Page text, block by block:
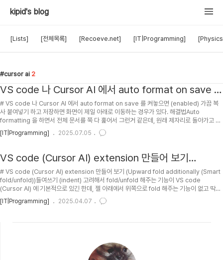
kipid's blog
[Lists] [전체목록] [Recoeve.net] [IT|Programming]
cursor ai 2
VS code 나 Cursor AI 에서 auto format on save 를
켜놓으면 (enabled) 가끔 복사 붙여넣기 하고 저장하면
화면이 제일 아래로 이동하는 경우가 있다. 해결법
# VS code 나 Cursor AI 에서 auto format on save 를 켜놓으면 (enabled) 가끔 복
사 붙여넣기 하고 저장하면 화면이 제일 아래로 이동하는 경우가 있다. 해결법Auto
formatting 을 하면서 전체 문서를 쭉 다 훑어서 그런거 같은데, 원래 제자리로 돌아가고 싶
으면 Ctrl/Cmd+U 를 누르면 된다.ps. indent 따라서 위에서 부터 접는 (fold/unfold) 기
능은 기본적으로 있는데, 아래에서부터 윗 방향으로 indent 따라서 접어주는 기능은 VS
주시길... 설치 및 사용방법은 링크 참조: kipid's blog :: VS code (Curso..
[IT|Programming] 2025.07.05
VS code (Cursor AI) extension 만들어 보기
(Upward fold additionally (Smart fold/unfold))
# VS code (Cursor AI) extension 만들어 보기 (Upward fold additionally (Smart
fold/unfold))들여쓰기 (indent) 고려해서 fold/unfold 해주는 기능이 VS code
(Cursor AI) 에 기본적으로 있긴 한데, 젤 아래에서 위쪽으로 fold 해주는 기능이 없고 딱히
extension 을 검색해봐도 안뜨길래 만들어 보기로 결심. 그 내용을 공유합니다.해당
extension 은 에서 보실 수 있습니다. GitHub repo 는 .## PH2025-04-07 : First
[IT|Programming] 2025.04.07